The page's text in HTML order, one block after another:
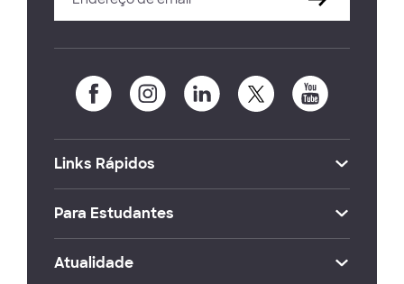
Links Rápidos
Para Estudantes
Atualidade